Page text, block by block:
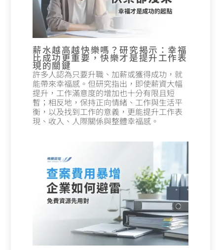
薪水越高越快樂嗎？研究揭示：幸福
比成功更重要，快樂才是提升工作表
現的關鍵
許多人認為只要升職、加薪或獲得成功，就
能帶來幸福感。但研究指出，即使薪資大幅
提升，工作滿意度的增加也十分有限且短
暫；相反地，保持正向情緒、工作與生活平
衡，以及找到工作的意義，更能提升工作表
現、收入、人際關係與整體幸福感。